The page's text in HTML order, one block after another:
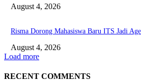
August 4, 2026
Risma Dorong Mahasiswa Baru ITS Jadi
August 4, 2026
Load more
RECENT COMMENTS